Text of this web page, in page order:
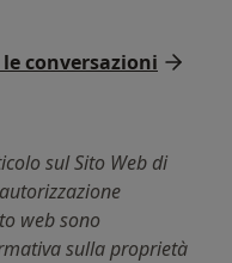
conversazioni
sul Sito Web di
web sono
sulla proprietà